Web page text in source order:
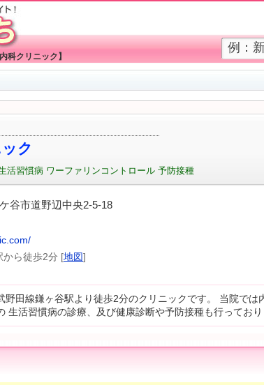
科クリニック】
ク
活習慣病 ワーファリンコントロール 予防接種
谷市道野辺中央2-5-18
ら徒歩2分 [地図]
田線鎌ヶ谷駅より徒歩2分のクリニックです。 当院で
生活習慣病の診療、及び健康診断や予防接種も行ってお